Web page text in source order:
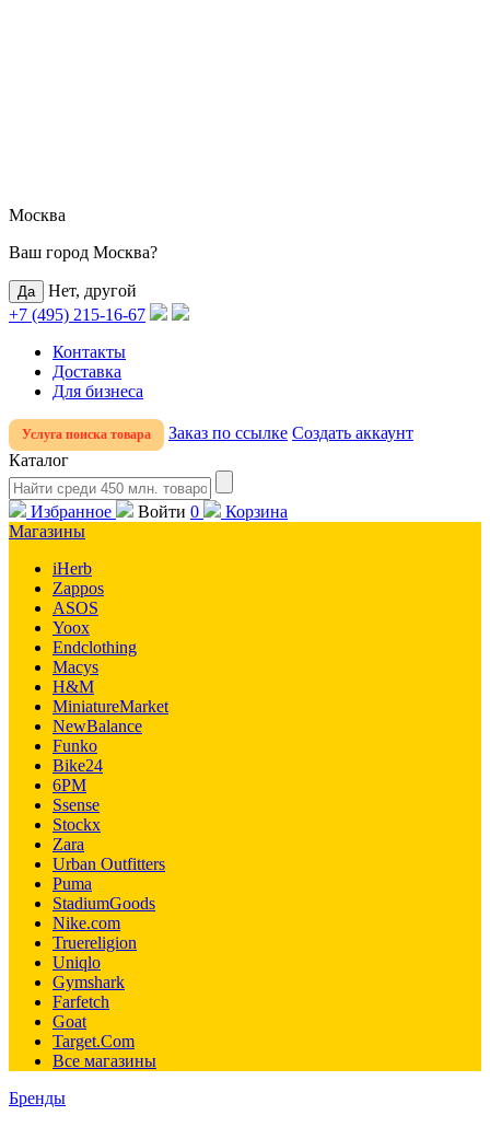
Москва
Ваш город Москва?
Нет, другой
+7 (495) 215-16-67
Контакты
Доставка
Для бизнеса
Услуга поиска товара Заказ по ссылке Создать аккаунт
Каталог
Избранное Войти 0
Корзина
Магазины
iHerb
Zappos
ASOS
Yoox
Endclothing
Macys
H&M
MiniatureMarket
NewBalance
Funko
Bike24
6PM
Ssense
Stockx
Zara
Urban Outfitters
Puma
StadiumGoods
Nike.com
Truereligion
Uniqlo
Gymshark
Farfetch
Goat
Target.Com
Все магазины
Бренды